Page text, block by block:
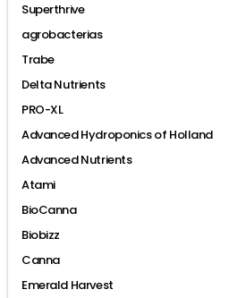
Superthrive
agrobacterias
Trabe
Delta Nutrients
PRO-XL
Advanced Hydroponics of Holland
Advanced Nutrients
Atami
BioCanna
Biobizz
Canna
Emerald Harvest